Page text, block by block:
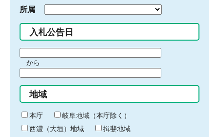
所属
入札公告日
間
始
り
から
間
終
わ
り
地域
本庁
岐阜地域（本庁除く）
西濃（大垣）地域
揖斐地域